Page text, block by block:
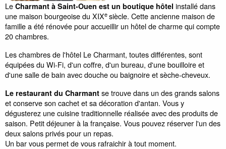
Le Charmant à Saint-Ouen est un boutique hôtel installé dans
une maison bourgeoise du XIXe siècle. Cette ancienne maison de
famille a été rénovée pour accueillir un hôtel de charme qui compte
20 chambres.
Les chambres de l'hôtel Le Charmant, toutes différentes, sont
équipées du Wi-Fi, d'un coffre, d'un bureau, d'une bouilloire et
d'une salle de bain avec douche ou baignoire et sèche-cheveux.
Le restaurant du Charmant se trouve dans un des grands salons
et conserve son cachet et sa décoration d'antan. Vous y
dégusterez une cuisine traditionnelle réalisée avec des produits de
saison. Petit déjeuner à la française. Vous pouvez réserver l'un des
deux salons privés pour un repas.
Un bar vous permet de vous rafraichir à tout moment.